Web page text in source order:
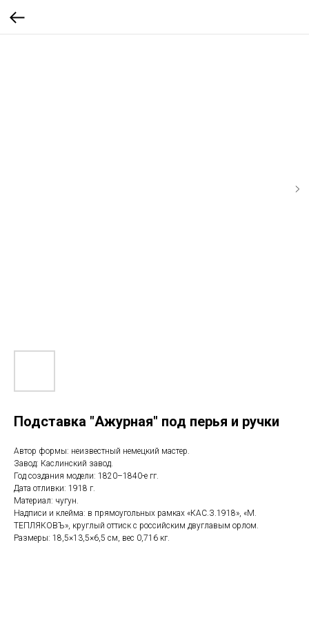
Подставка "Ажурная" под перья и ручки
Автор формы: неизвестный немецкий мастер.
Завод: Каслинский завод.
Год создания модели: 1820–1840-е гг.
Дата отливки: 1918 г.
Материал: чугун.
Надписи и клейма: в прямоугольных рамках «КАС.З.1918», «М.
ТЕПЛЯКОВЪ», круглый оттиск с российским двуглавым орлом.
Размеры: 18,5×13,5×6,5 см, вес 0,716 кг.